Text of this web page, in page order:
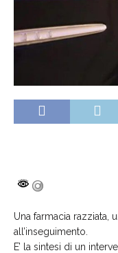
Una farmacia razziata,
all’inseguimento.
E’ la sintesi di un